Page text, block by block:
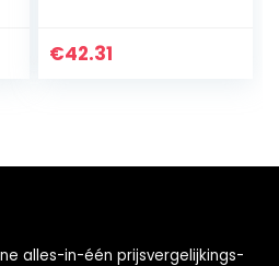
Thermische
€42.31
alles-in-één prijsvergelijkings-